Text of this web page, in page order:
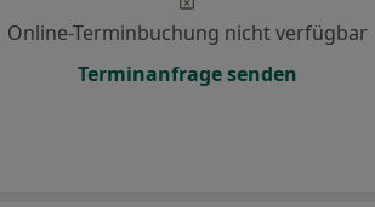
Online-Terminbuchung nicht verfügbar
Terminanfrage senden